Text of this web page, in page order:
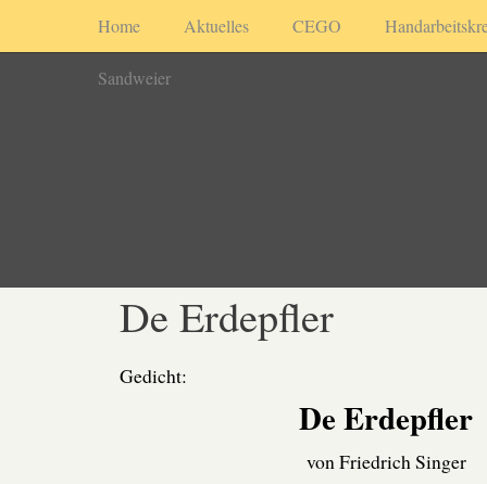
Home Aktuelles CEGO
Sandweier
De Erdepfler
Gedicht:
De Erdepfler
von Friedrich Singer